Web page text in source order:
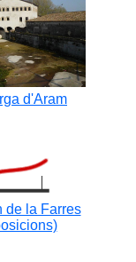
d'Aram
de la Farres